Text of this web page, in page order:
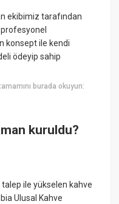
ekibimiz tarafından
konsept ile kendi
ödeyip sahip
burada okuyun:
kuruldu?
ile yükselen kahve
Ulusal Kahve